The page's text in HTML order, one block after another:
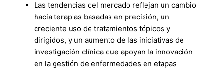
Las tendencias del mercado reflejan un cambio
hacia terapias basadas en precisión, un
creciente uso de tratamientos tópicos y
dirigidos, y un aumento de las iniciativas de
investigación clínica que apoyan la innovación
en la gestión de enfermedades en etapas